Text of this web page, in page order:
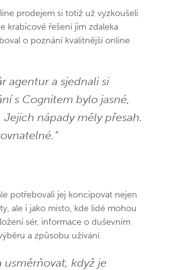
prodejem si totiž už vyzkoušeli
krabicové řešení jim zdaleka
o poznání kvalitnější online
agentur a sjednali si
s Cognitem bylo jasné,
nápady měly přesah.
potřebovali jej koncipovat nejen
ale i jako místo, kde lidé mohou
sér, informace o duševním
a způsobu užívání.
usměrňovat, když je